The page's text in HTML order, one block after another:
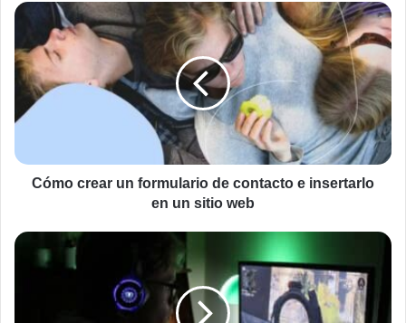
Cómo
crear
un
formulario
de
contacto
e
en
Cómo crear un formulario de contacto e insertarlo
en un sitio web
Los
beneficios